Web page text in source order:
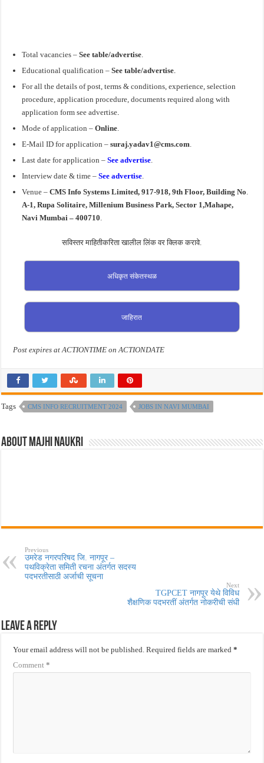
Total vacancies – See table/advertise.
Educational qualification –See table/advertise.
For all the details of post, terms & conditions, experience, selection
procedure, application procedure, documents required along with
application form see advertise.
Mode of application – Online.
E-Mail IDfor application –suraj.yadav1@cms.com.
Last date for application – See advertise.
Interview date & time – See advertise.
Venue – CMS Info Systems Limited, 917-918, 9th Floor, Building No.
A-1, Rupa Solitaire, Millenium Business Park, Sector 1,Mahape,
Navi Mumbai – 400710.
सविस्तर माहितीकरिता खालील लिंक वर क्लिक करावे.
अधिकृत संकेतस्थळ
जाहिरात
Post expires at ACTIONTIME on ACTIONDATE
Tags CMS INFO RECRUITMENT 2024 JOBS IN NAVI MUMBAI
About Majhi Naukri
Previous
उमरेड नगरपरिषद जि. नागपूर –
पथविक्रेता समिती रचना अंतर्गत सदस्य
पदभरतीसाठी अर्जाची सूचना
Next
TGPCET नागपूर येथे विविध
शैक्षणिक पदभरतीं अंतर्गत नोकरीची संधी
Leave a Reply
Your email address will not be published. Required fields are marked*
Comment*